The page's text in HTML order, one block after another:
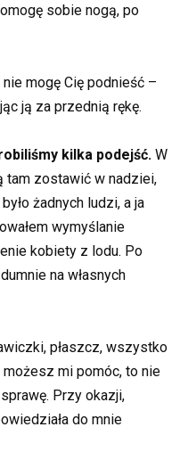
sobie nogą, po
mogę Cię podnieść –
ją za przednią rękę.
kilka podejść. W
tam zostawić w nadziei,
żadnych ludzi, a ja
wymyślanie
kobiety z lodu. Po
na własnych
płaszcz, wszystko
mi pomóc, to nie
Przy okazji,
do mnie